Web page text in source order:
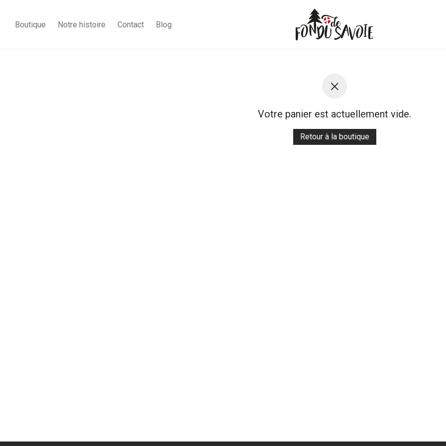
Boutique Notre histoire Contact Blog
Votre panier est actuellement vide.
Retour à la boutique